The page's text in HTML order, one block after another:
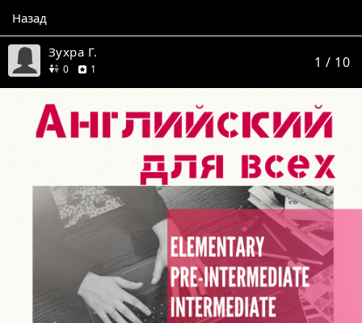
Назад
Зухра Г.
0друзей
1 1 / 10